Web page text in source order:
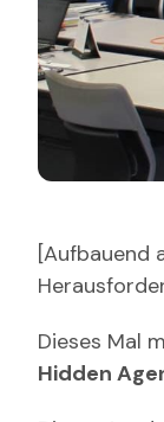
[Aufbauend
Dieses Mal
Hidden